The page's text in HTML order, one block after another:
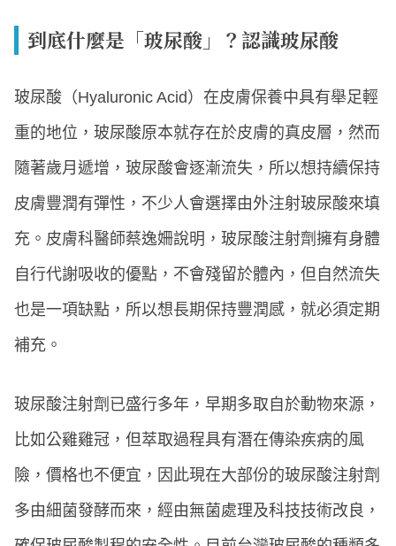
到底什麼是「玻尿酸」？認識玻尿酸
玻尿酸（Hyaluronic Acid）在皮膚保養中具有舉足輕
重的地位，玻尿酸原本就存在於皮膚的真皮層，然而
隨著歲月遞增，玻尿酸會逐漸流失，所以想持續保持
皮膚豐潤有彈性，不少人會選擇由外注射玻尿酸來填
充。皮膚科醫師蔡逸姍說明，玻尿酸注射劑擁有身體
自行代謝吸收的優點，不會殘留於體內，但自然流失
也是一項缺點，所以想長期保持豐潤感，就必須定期
補充。
玻尿酸注射劑已盛行多年，早期多取自於動物來源，
比如公雞雞冠，但萃取過程具有潛在傳染疾病的風
險，價格也不便宜，因此現在大部份的玻尿酸注射劑
多由細菌發酵而來，經由無菌處理及科技技術改良，